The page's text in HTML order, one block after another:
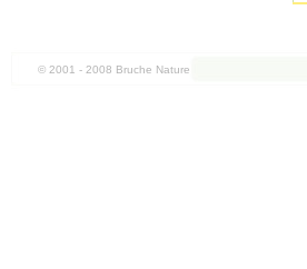
© 2001 - 2008 Bruche Nature